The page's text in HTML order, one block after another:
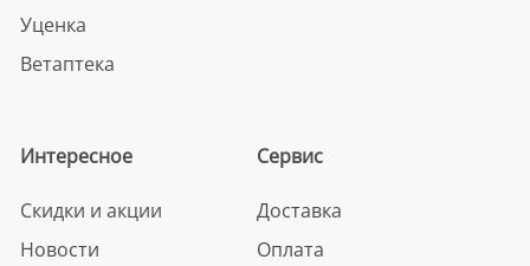
Уценка
Ветаптека
Интересное
Скидки и акции
Новости
Сервис
Доставка
Оплата